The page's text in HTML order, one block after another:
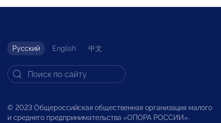
Русский English 中文
© 2023 Общероссийская общественная организация малого
и среднего предпринимательства «ОПОРА РОССИИ».